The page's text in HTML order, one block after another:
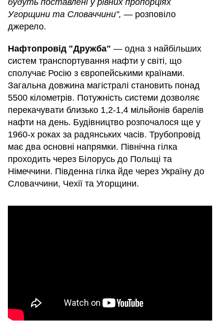
будуть поставлені у рівних пропорціях
Угорщини та Словаччини", — розповіло
джерело.
Нафтопровід "Дружба" — одна з найбільших
систем транспортування нафти у світі, що
сполучає Росію з європейськими країнами.
Загальна довжина магістралі становить понад
5500 кілометрів. Потужність системи дозволяє
перекачувати близько 1,2-1,4 мільйонів барелів
нафти на день. Будівництво розпочалося ще у
1960-х роках за радянських часів. Трубопровід
має два основні напрямки. Північна гілка
проходить через Білорусь до Польщі та
Німеччини. Південна гілка йде через Україну до
Словаччини, Чехії та Угорщини.